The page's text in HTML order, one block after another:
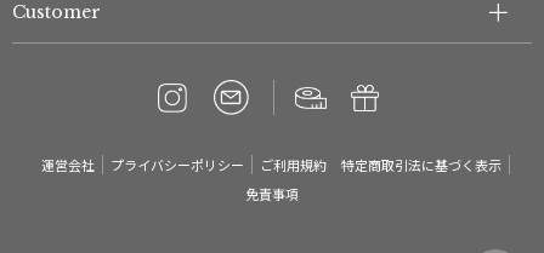
Customer
運営会社 プライバシーポリシー ご利用規約
特定商取引法に基づく表示
免責事項